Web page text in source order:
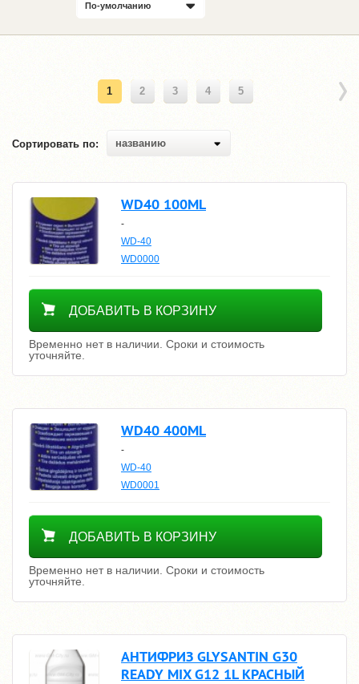
По-умолчанию
1 2 3 4 5
Сортировать по: названию
WD40 100ML
-
WD-40
WD0000
Уточнить цену
ДОБАВИТЬ В КОРЗИНУ
Временно нет в наличии. Сроки и стоимость
уточняйте.
WD40 400ML
-
WD-40
WD0001
Уточнить цену
ДОБАВИТЬ В КОРЗИНУ
Временно нет в наличии. Сроки и стоимость
уточняйте.
АНТИФРИЗ GLYSANTIN G30
READY MIX G12 1L КРАСНЫЙ